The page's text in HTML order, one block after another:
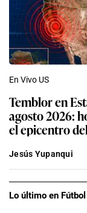
En Vivo US
Temblor en
agosto 2026:
el epicentro
Jesús Yupanqui
Lo último en Fútbol